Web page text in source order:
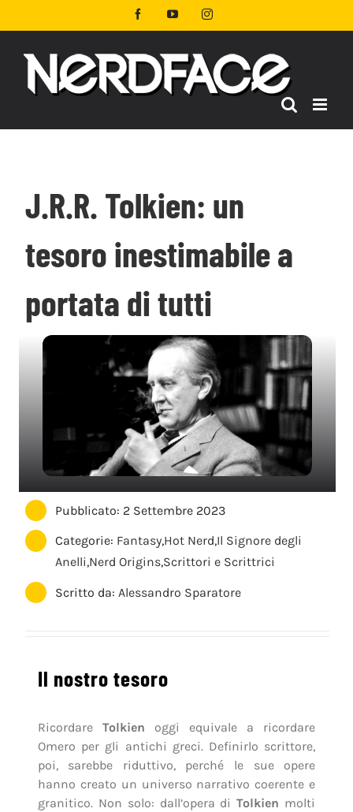
al
FacebookYouTubeInstagram
J.R.R. Tolkien: un
tesoro inestimabile a
portata di tutti
Pubblicato: 2 Settembre 2023
Categorie: Fantasy,Hot Nerd,Il Signore degli
Anelli,Nerd Origins,Scrittori e Scrittrici
Scritto da: Alessandro Sparatore
Il nostro tesoro
Ricordare Tolkien oggi equivale a ricordare
Omero per gli antichi greci. Definirlo scrittore,
poi, sarebbe riduttivo, perché le sue opere
hanno creato un universo narrativo coerente e
granitico. Non solo: dall’opera diTolkien molti